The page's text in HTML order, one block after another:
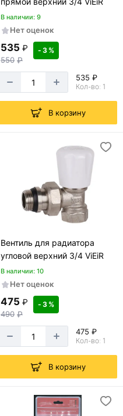
В наличии: 9
Нет оценок
535 ₽
550 ₽
- 3 %
535 ₽
Кол-во: 1
В корзину
Вентиль для радиатора
угловой верхний 3/4 ViEiR
В наличии: 10
Нет оценок
475 ₽
490 ₽
- 3 %
475 ₽
Кол-во: 1
В корзину